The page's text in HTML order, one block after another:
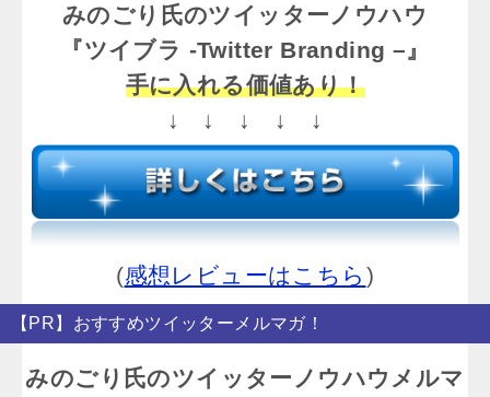
みのごり氏のツイッターノウハウ
『ツイブラ -Twitter Branding –』
手に入れる価値あり！
↓ ↓ ↓ ↓ ↓
(感想レビューはこちら )
【PR】おすすめツイッターメルマガ！
みのごり氏のツイッターノウハウメルマ